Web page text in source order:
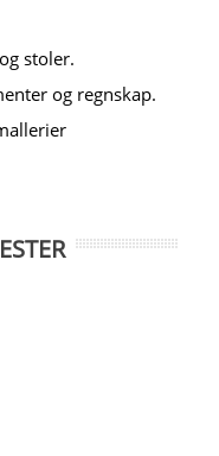
stoler.
og regnskap.